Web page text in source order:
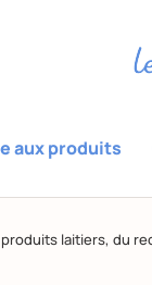
aux produits
laitiers, du